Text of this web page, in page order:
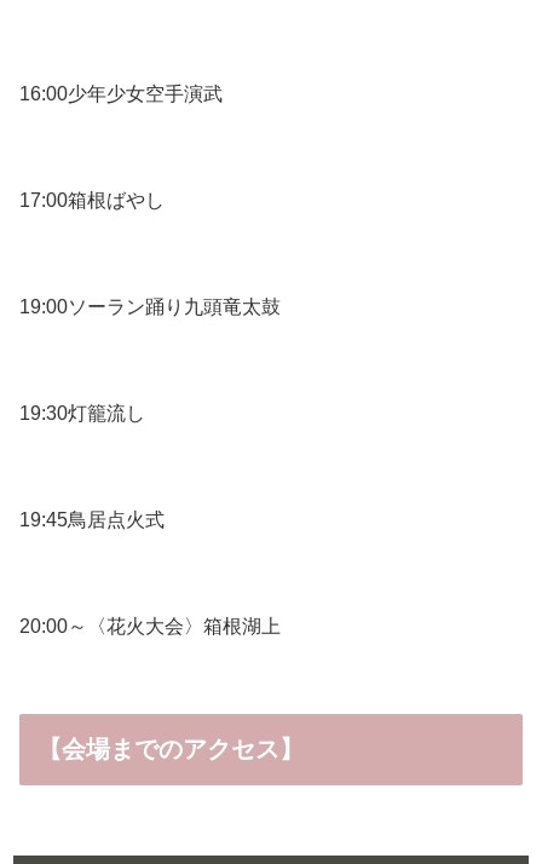
16:00少年少女空手演武
17:00箱根ばやし
19:00ソーラン踊り九頭竜太鼓
19:30灯籠流し
19:45鳥居点火式
20:00～〈花火大会〉箱根湖上
【会場までのアクセス】